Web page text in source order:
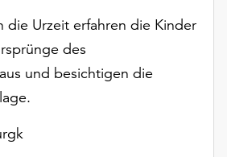
die Urzeit erfahren die Kinder
des
und besichtigen die